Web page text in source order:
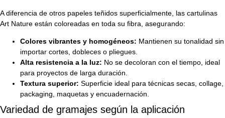
A diferencia de otros papeles teñidos superficialmente, las cartulinas
Art Nature están coloreadas en toda su fibra, asegurando:
Colores vibrantes y homogéneos: Mantienen su tonalidad sin
importar cortes, dobleces o pliegues.
Alta resistencia a la luz: No se decoloran con el tiempo, ideal
para proyectos de larga duración.
Textura superior: Superficie ideal para técnicas secas, collage,
packaging, maquetas y encuadernación.
Variedad de gramajes según la aplicación